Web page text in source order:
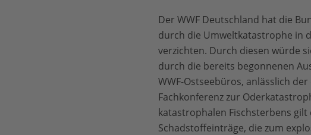
Der WWF Deutschland hat die
durch die Umweltkatastrophe in
verzichten. Durch diesen würde
durch die bereits begonnenen
WWF-Ostseebüros, anlässlich
Fachkonferenz zur
katastrophalen Fischsterbens
Schadstoffeinträge, die zum